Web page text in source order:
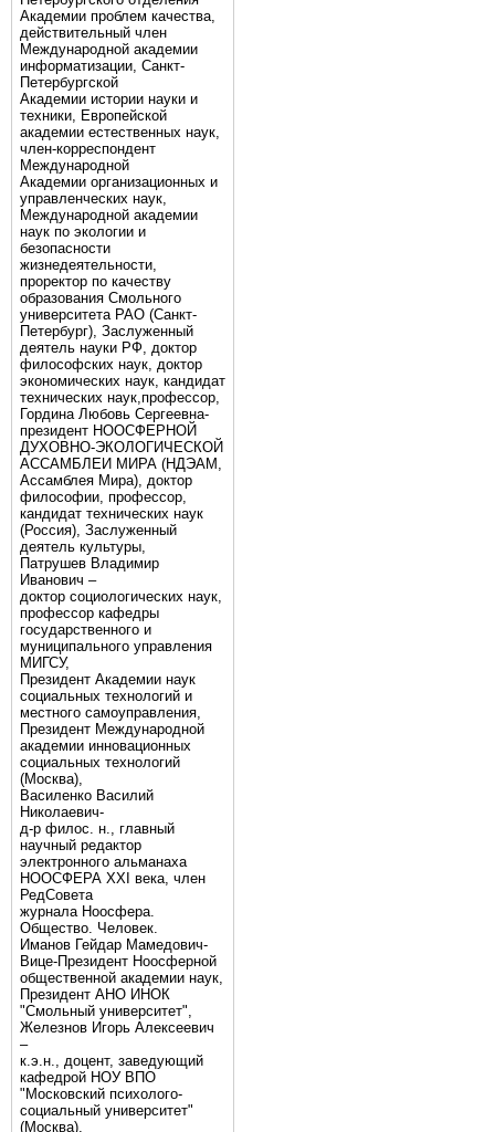
Академии проблем качества,
действительный член
Международной академии
информатизации, Санкт-
Петербургской
Академии истории науки и
техники, Европейской
академии естественных наук,
член-корреспондент
Международной
Академии организационных и
управленческих наук,
Международной академии
наук по экологии и
безопасности
жизнедеятельности,
проректор по качеству
образования Смольного
университета РАО (Санкт-
Петербург), Заслуженный
деятель науки РФ, доктор
философских наук, доктор
экономических наук, кандидат
технических наук,профессор,
Гордина Любовь Сергеевна-
президент НООСФЕРНОЙ
ДУХОВНО-ЭКОЛОГИЧЕСКОЙ
АССАМБЛЕИ МИРА (НДЭАМ,
Ассамблея Мира), доктор
философии, профессор,
кандидат технических наук
(Россия), Заслуженный
деятель культуры,
Патрушев Владимир
Иванович –
доктор социологических наук,
профессор кафедры
государственного и
муниципального управления
МИГСУ,
Президент Академии наук
социальных технологий и
местного самоуправления,
Президент Международной
академии инновационных
социальных технологий
(Москва),
Василенко Василий
Николаевич-
д-р филос. н., главный
научный редактор
электронного альманаха
НООСФЕРА XXI века, член
РедСовета
журнала Ноосфера.
Общество. Человек.
Иманов Гейдар Мамедович-
Вице-Президент Ноосферной
общественной академии наук,
Президент АНО ИНОК
"Смольный университет",
Железнов Игорь Алексеевич
–
к.э.н., доцент, заведующий
кафедрой НОУ ВПО
"Московский психолого-
социальный университет"
(Москва),